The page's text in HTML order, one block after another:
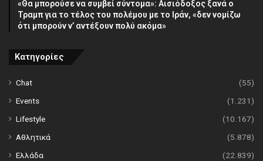
«Θα μπορούσε να συμβεί σύντομα»: Αισιόδοξος ξανά ο
Τραμπ για το τέλος του πολέμου με το Ιράν, «δεν νομίζω
ότι μπορούν ν’ αντέξουν πολύ ακόμα»
Κατηγορίες
Chat
(55)
Events
(1.231)
Lifestyle
(10.167)
Αθλητικά
(5.878)
Ελλάδα
(22.839)